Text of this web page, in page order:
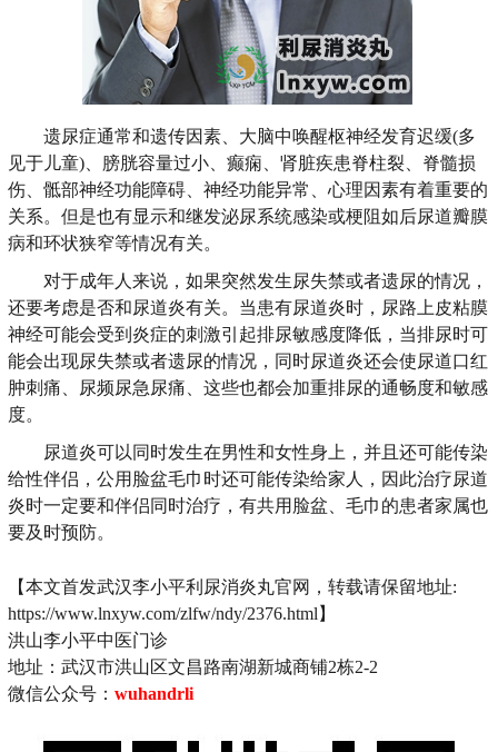
遗尿症通常和遗传因素、大脑中唤醒枢神经发育迟缓(多
见于儿童)、膀胱容量过小、癫痫、肾脏疾患脊柱裂、脊髓损
伤、骶部神经功能障碍、神经功能异常、心理因素有着重要的
关系。但是也有显示和继发泌尿系统感染或梗阻如后尿道瓣膜
病和环状狭窄等情况有关。
对于成年人来说，如果突然发生尿失禁或者遗尿的情况，
还要考虑是否和尿道炎有关。当患有尿道炎时，尿路上皮粘膜
神经可能会受到炎症的刺激引起排尿敏感度降低，当排尿时可
能会出现尿失禁或者遗尿的情况，同时尿道炎还会使尿道口红
肿刺痛、尿频尿急尿痛、这些也都会加重排尿的通畅度和敏感
度。
尿道炎可以同时发生在男性和女性身上，并且还可能传染
给性伴侣，公用脸盆毛巾时还可能传染给家人，因此治疗尿道
炎时一定要和伴侣同时治疗，有共用脸盆、毛巾的患者家属也
要及时预防。
【本文首发武汉李小平利尿消炎丸官网，转载请保留地址:
https://www.lnxyw.com/zlfw/ndy/2376.html】
洪山李小平中医门诊
地址：武汉市洪山区文昌路南湖新城商铺2栋2-2
微信公众号： wuhandrli